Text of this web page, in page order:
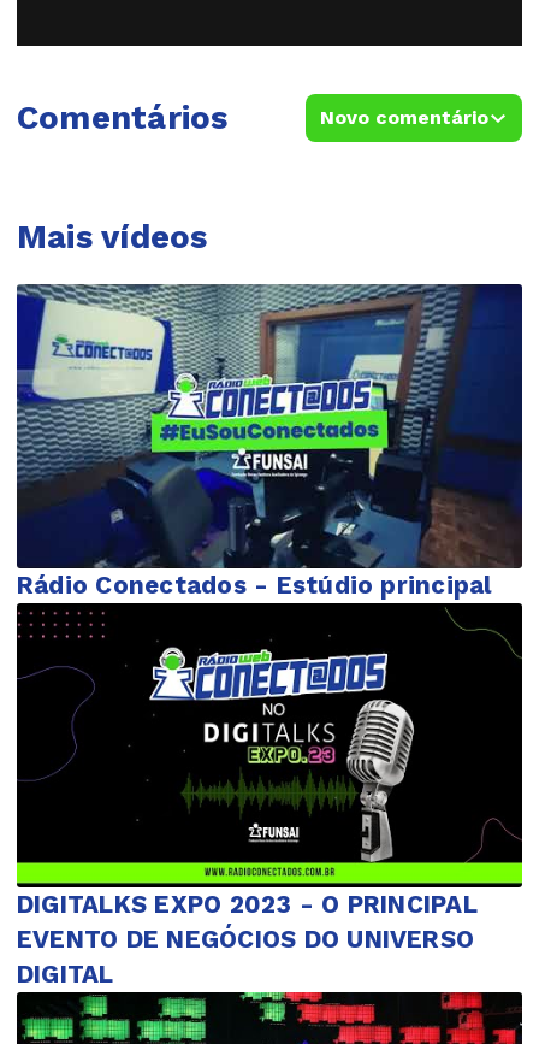
Mais vídeos
Rádio Conectados - Estúdio principal
DIGITALKS EXPO 2023 - O PRINCIPAL
EVENTO DE NEGÓCIOS DO UNIVERSO
DIGITAL
Comentários Novo comentário